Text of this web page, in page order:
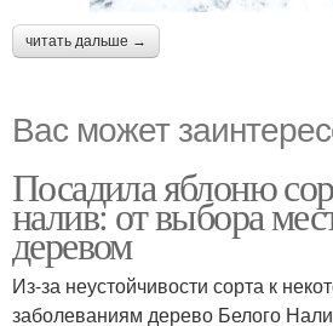
читать дальше →
Вас может
Посадила яблоню
налив: от выбора
деревом
Из-за неустойчивости сорта к
заболеваниям дерево Белого